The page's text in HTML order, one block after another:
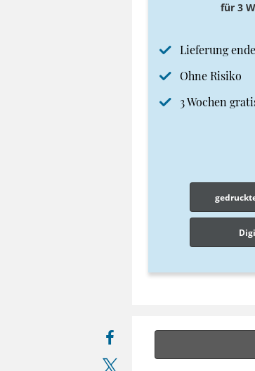
für 3
Lieferung
Ohne Risiko
3 Wochen